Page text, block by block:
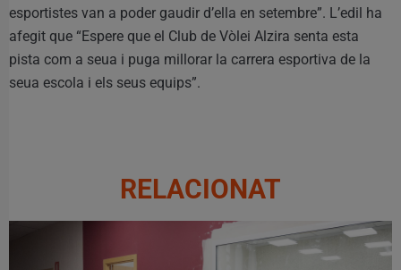
esportistes van a poder gaudir d’ella en setembre”. L’edil ha
afegit que “Espere que el Club de Vòlei Alzira senta esta
pista com a seua i puga millorar la carrera esportiva de la
seua escola i els seus equips”.
RELACIONAT